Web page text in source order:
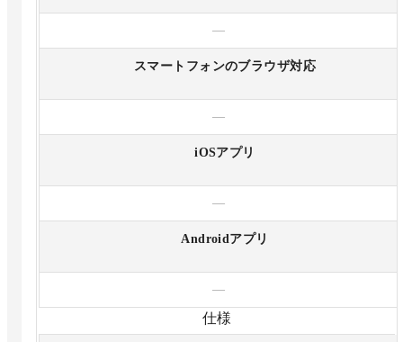
—
スマートフォンのブラウザ対応
—
iOSアプリ
—
Androidアプリ
—
仕様